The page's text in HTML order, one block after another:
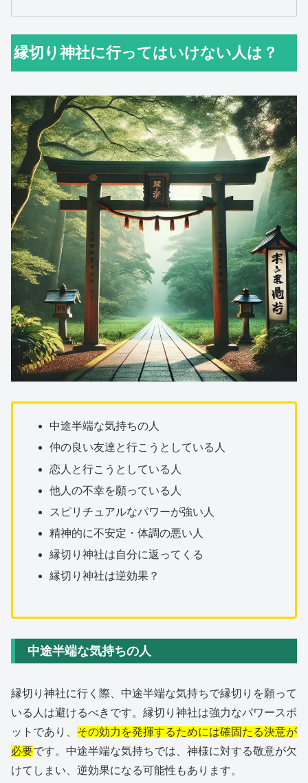
縁切り神社に行ってはいけない人は？
中途半端な気持ちの人
仲の良い友達と行こうとしている人
恋人と行こうとしている人
他人の不幸を願っている人
スピリチュアルなパワーが強い人
精神的に不安定・体調の悪い人
縁切り神社は自分に返ってくる
縁切り神社は逆効果？
中途半端な気持ちの人
縁切り神社に行く際、中途半端な気持ちで縁切りを願って
いる人は避けるべきです。縁切り神社は強力なパワースポ
ットであり、 その効力を発揮するためには確固たる決意が
必要です。中途半端な気持ちでは、神様に対する敬意が欠
けてしまい、逆効果になる可能性もあります。